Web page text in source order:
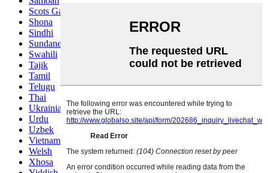
Scots Gaelic
Shona
Sindhi
Sundanese
Swahili
Tajik
Tamil
Telugu
Thai
Ukrainian
Urdu
Uzbek
Vietnamese
Welsh
Xhosa